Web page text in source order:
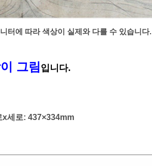
터에 따라 색상이 실제와 다를 수 있습니다.
그림입니다.
x세로: 437×334mm